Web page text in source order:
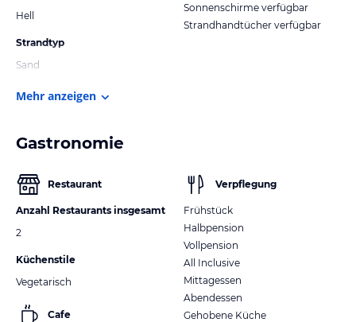
Hell
Strandtyp
Sand
Sonnenschirme verfügbar
Strandhandtücher verfügbar
Mehr anzeigen
Gastronomie
Restaurant
Anzahl Restaurants insgesamt
2
Küchenstile
Vegetarisch
Cafe
Verpflegung
Frühstück
Halbpension
Vollpension
All Inclusive
Mittagessen
Abendessen
Gehobene Küche